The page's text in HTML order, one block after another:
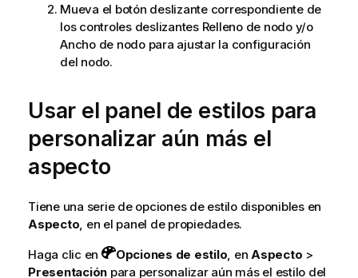
Mueva el botón deslizante correspondiente de
los controles deslizantes Relleno de nodo y/o
Ancho de nodo para ajustar la configuración
del nodo.
Usar el panel de estilos para
personalizar aún más el
aspecto
Tiene una serie de opciones de estilo disponibles en
Aspecto, en el panel de propiedades.
Haga clic en
Opciones de estilo, en Aspecto >
Presentación para personalizar aún más el estilo del